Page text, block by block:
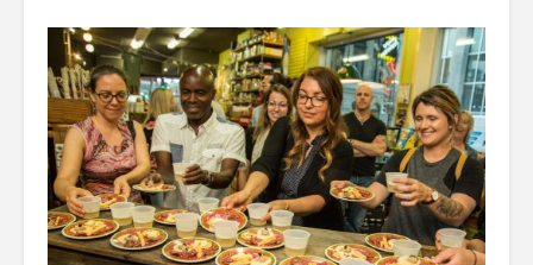
Top 5 bières de
microbrasseries à
déguster cet
automne
nos mains